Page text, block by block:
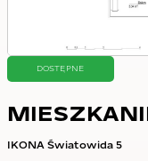
DOSTĘPNE
IKONA Światowida 5